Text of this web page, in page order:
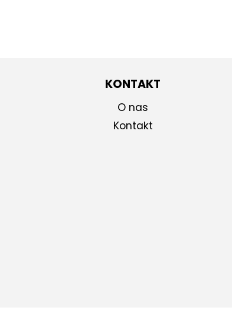
KONTAKT
O nas
Kontakt